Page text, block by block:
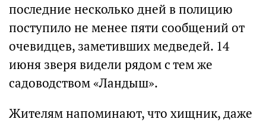
последние несколько дней в полицию
поступило не менее пяти сообщений от
очевидцев, заметивших медведей. 14
июня зверя видели рядом с тем же
садоводством «Ландыш».
Жителям напоминают, что хищник, даже